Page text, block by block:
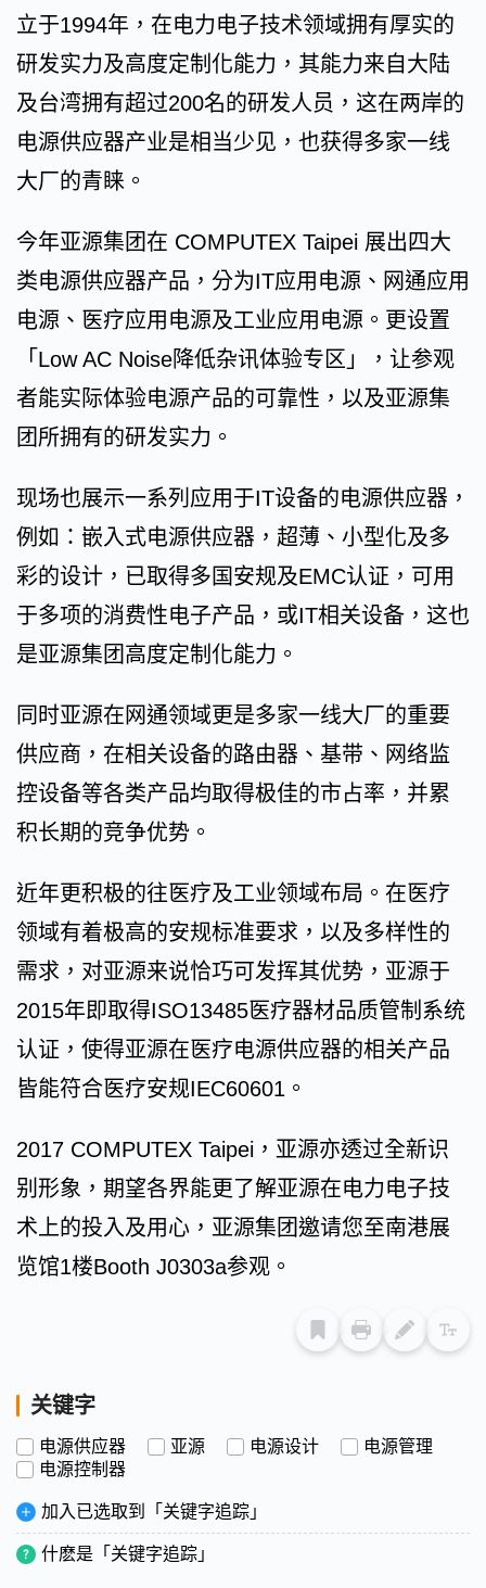
立于1994年，在电力电子技术领域拥有厚实的
研发实力及高度定制化能力，其能力来自大陆
及台湾拥有超过200名的研发人员，这在两岸的
电源供应器产业是相当少见，也获得多家一线
大厂的青睐。
今年亚源集团在 COMPUTEX Taipei 展出四大
类电源供应器产品，分为IT应用电源、网通应用
电源、医疗应用电源及工业应用电源。更设置
「Low AC Noise降低杂讯体验专区」，让参观
者能实际体验电源产品的可靠性，以及亚源集
团所拥有的研发实力。
现场也展示一系列应用于IT设备的电源供应器，
例如：嵌入式电源供应器，超薄、小型化及多
彩的设计，已取得多国安规及EMC认证，可用
于多项的消费性电子产品，或IT相关设备，这也
是亚源集团高度定制化能力。
同时亚源在网通领域更是多家一线大厂的重要
供应商，在相关设备的路由器、基带、网络监
控设备等各类产品均取得极佳的市占率，并累
积长期的竞争优势。
近年更积极的往医疗及工业领域布局。在医疗
领域有着极高的安规标准要求，以及多样性的
需求，对亚源来说恰巧可发挥其优势，亚源于
2015年即取得ISO13485医疗器材品质管制系统
认证，使得亚源在医疗电源供应器的相关产品
皆能符合医疗安规IEC60601。
2017 COMPUTEX Taipei，亚源亦透过全新识
别形象，期望各界能更了解亚源在电力电子技
术上的投入及用心，亚源集团邀请您至南港展
览馆1楼Booth J0303a参观。
关键字
电源供应器 亚源 电源设计
电源管理
电源控制器
加入已选取到「关键字追踪」
什麽是「关键字追踪」